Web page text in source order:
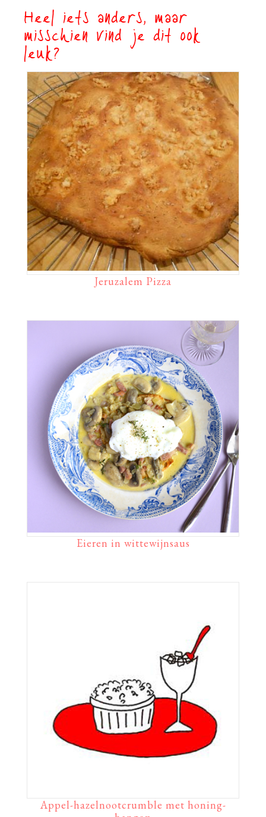
Heel iets anders, maar
misschien vind je dit ook
leuk?
Jeruzalem Pizza
Eieren in wittewijnsaus
Appel-hazelnootcrumble met honing-